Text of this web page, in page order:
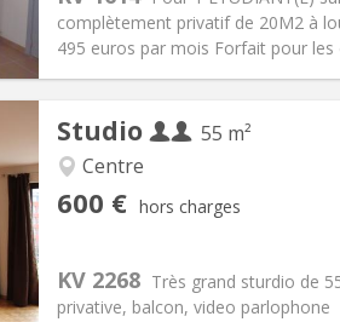
complètement privatif de 20M2 à
495 euros par mois Forfait pour
Aménagement
Studio
55 m²
Centre
600 € hors charges
KV 2268 Très grand sturdio de
privative, balcon, video parlophone
Aménagement
Superficie:55 m2